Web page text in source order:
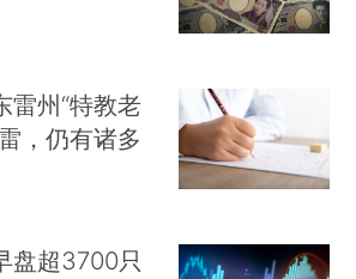
雷州“特教老
，仍有诸多
盘超3700只